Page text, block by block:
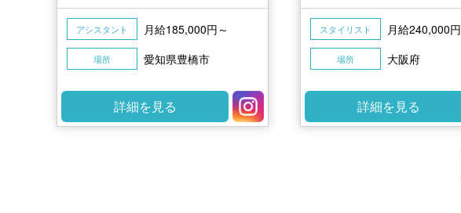
アシスタント 月給185,000円～
場所 愛知県豊橋市
詳細を見る
スタイリスト 月給240,000円
場所 大阪府
詳細を見る